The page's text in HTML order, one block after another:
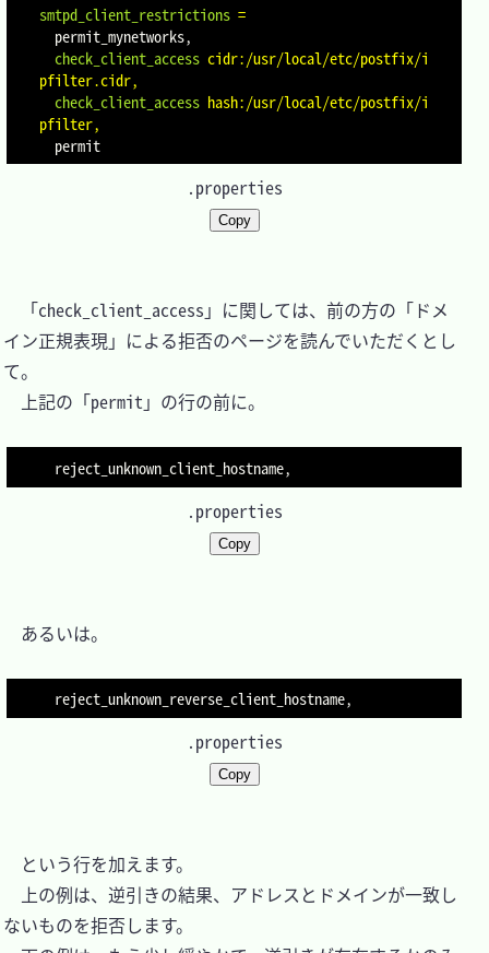
smtpd_client_restrictions =
  check_client_access
cidr:/usr/local/etc/postfix/i
pfilter.cidr,
  check_client_access
hash:/usr/local/etc/postfix/i
pfilter,
.properties
Copy
「check_client_access」に関しては、前の方の「ドメ
イン正規表現」による拒否のページを読んでいただくとし
て。
上記の「permit」の行の前に。
.properties
Copy
あるいは。
.properties
Copy
という行を加えます。
上の例は、逆引きの結果、アドレスとドメインが一致し
ないものを拒否します。